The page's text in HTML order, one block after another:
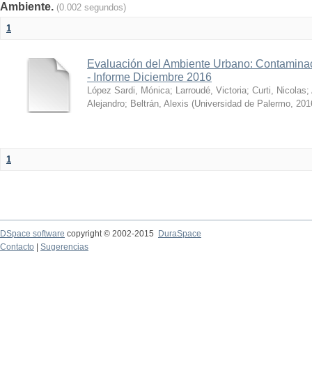
Ambiente. (0.002 segundos)
1
Evaluación del Ambiente Urbano:
- Informe Diciembre 2016
López Sardi, Mónica; Larroudé, Victoria; Curti, Nicolas;
Alejandro; Beltrán, Alexis (Universidad de Palermo,
1
DSpace software copyright © 2002-2015
DuraSpace
Contacto
Sugerencias